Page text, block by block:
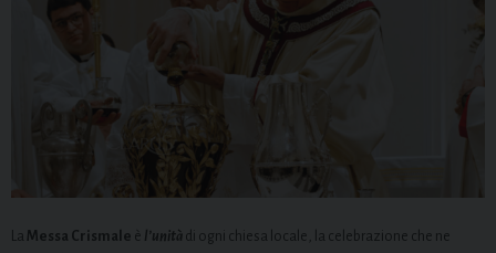
La Messa Crismale è l’unità di ogni chiesa locale, la celebrazione che ne